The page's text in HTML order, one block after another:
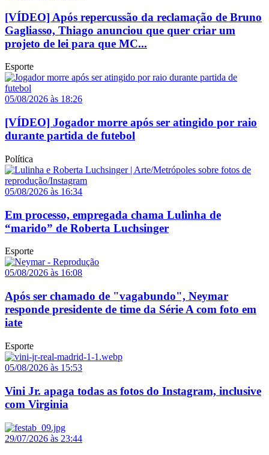
[VÍDEO] Após repercussão da reclamação de Bruno
Gagliasso, Thiago anunciou que quer criar um
projeto de lei para que MC...
Esporte
05/08/2026 às 18:26
[VÍDEO] Jogador morre após ser atingido por raio
durante partida de futebol
Política
05/08/2026 às 16:34
Em processo, empregada chama Lulinha de
“marido” de Roberta Luchsinger
Esporte
05/08/2026 às 16:08
Após ser chamado de "vagabundo", Neymar
responde presidente de time da Série A com foto em
iate
Esporte
05/08/2026 às 15:53
Vini Jr. apaga todas as fotos do Instagram, inclusive
com Virginia
29/07/2026 às 23:44